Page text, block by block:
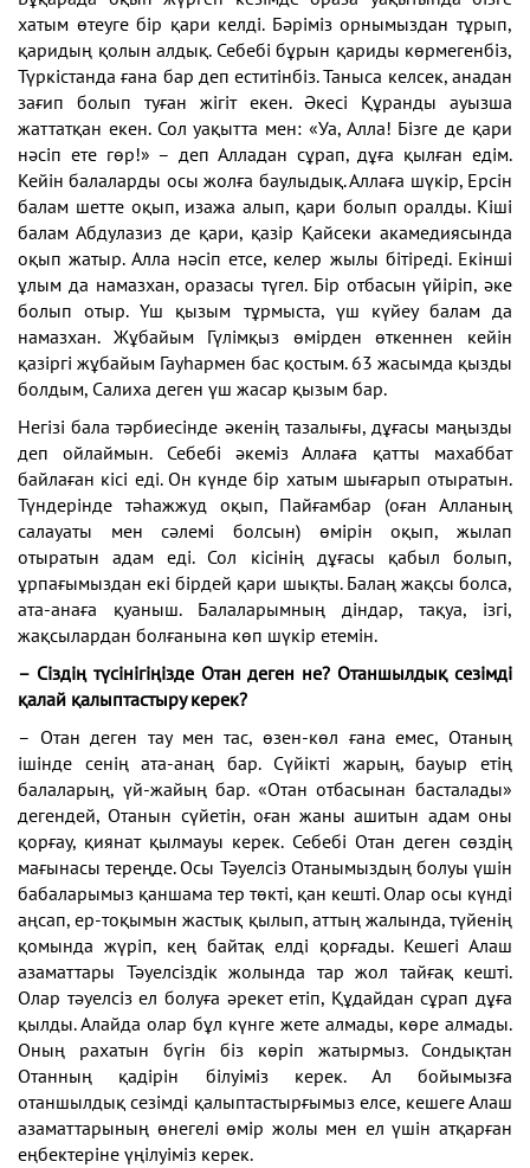
хатым өтеуге бір қари келді. Бәріміз орнымыздан тұрып,
қаридың қолын алдық. Себебі бұрын қариды көрмегенбіз,
Түркістанда ғана бар деп еститінбіз. Таныса келсек, анадан
зағип болып туған жігіт екен. Әкесі Құранды ауызша
жаттатқан екен. Сол уақытта мен: «Уа, Алла! Бізге де қари
нәсіп ете гөр!» – деп Алладан сұрап, дұға қылған едім.
Кейін балаларды осы жолға баулыдық. Аллаға шүкір, Ерсін
балам шетте оқып, изажа алып, қари болып оралды. Кіші
балам Абдулазиз де қари, қазір Қайсеки акамедиясында
оқып жатыр. Алла нәсіп етсе, келер жылы бітіреді. Екінші
ұлым да намазхан, оразасы түгел. Бір отбасын үйіріп, әке
болып отыр. Үш қызым тұрмыста, үш күйеу балам да
намазхан. Жұбайым Гүлімқыз өмірден өткеннен кейін
қазіргі жұбайым Гауһармен бас қостым. 63 жасымда қызды
болдым, Салиха деген үш жасар қызым бар.
Негізі бала тәрбиесінде әкенің тазалығы, дұғасы маңызды
деп ойлаймын. Себебі әкеміз Аллаға қатты махаббат
байлаған кісі еді. Он күнде бір хатым шығарып отыратын.
Түндерінде тәһажжуд оқып, Пайғамбар (оған Алланың
салауаты мен сәлемі болсын) өмірін оқып, жылап
отыратын адам еді. Сол кісінің дұғасы қабыл болып,
ұрпағымыздан екі бірдей қари шықты. Балаң жақсы болса,
ата-анаға қуаныш. Балаларымның діндар, тақуа, ізгі,
жақсылардан болғанына көп шүкір етемін.
– Сіздің түсінігіңізде Отан деген не? Отаншылдық сезімді
қалай қалыптастыру керек?
– Отан деген тау мен тас, өзен-көл ғана емес, Отаның
ішінде сенің ата-анаң бар. Сүйікті жарың, бауыр етің
балаларың, үй-жайың бар. «Отан отбасынан басталады»
дегендей, Отанын сүйетін, оған жаны ашитын адам оны
қорғау, қиянат қылмауы керек. Себебі Отан деген сөздің
мағынасы тереңде. Осы Тәуелсіз Отанымыздың болуы үшін
бабаларымыз қаншама тер төкті, қан кешті. Олар осы күнді
аңсап, ер-тоқымын жастық қылып, аттың жалында, түйенің
қомында жүріп, кең байтақ елді қорғады. Кешегі Алаш
азаматтары Тәуелсіздік жолында тар жол тайғақ кешті.
Олар тәуелсіз ел болуға әрекет етіп, Құдайдан сұрап дұға
қылды. Алайда олар бұл күнге жете алмады, көре алмады.
Оның рахатын бүгін біз көріп жатырмыз. Сондықтан
Отанның қадірін білуіміз керек. Ал бойымызға
отаншылдық сезімді қалыптастырғымыз елсе, кешеге Алаш
азаматтарының өнегелі өмір жолы мен ел үшін атқарған
еңбектеріне үңілуіміз керек.